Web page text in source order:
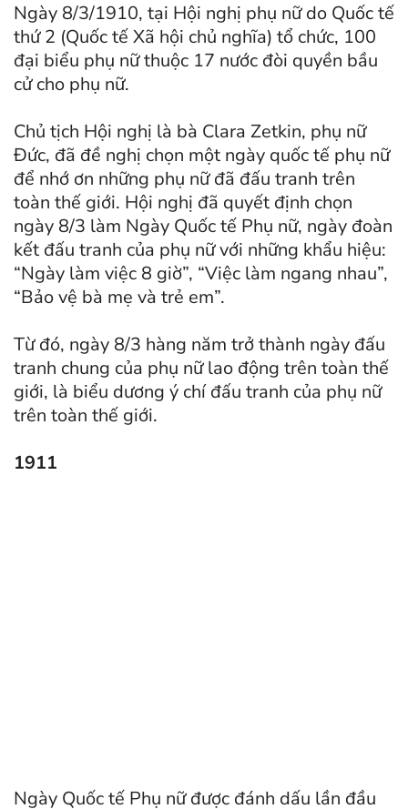
Ngày 8/3/1910, tại Hội nghị phụ nữ do Quốc tế
thứ 2 (Quốc tế Xã hội chủ nghĩa) tổ chức, 100
đại biểu phụ nữ thuộc 17 nước đòi quyền bầu
cử cho phụ nữ.
Chủ tịch Hội nghị là bà Clara Zetkin, phụ nữ
Đức, đã đề nghị chọn một ngày quốc tế phụ nữ
để nhớ ơn những phụ nữ đã đấu tranh trên
toàn thế giới. Hội nghị đã quyết định chọn
ngày 8/3 làm Ngày Quốc tế Phụ nữ, ngày đoàn
kết đấu tranh của phụ nữ với những khẩu hiệu:
“Ngày làm việc 8 giờ”, “Việc làm ngang nhau”,
“Bảo vệ bà mẹ và trẻ em”.
Từ đó, ngày 8/3 hàng năm trở thành ngày đấu
tranh chung của phụ nữ lao động trên toàn thế
giới, là biểu dương ý chí đấu tranh của phụ nữ
trên toàn thế giới.
1911
Ngày Quốc tế Phụ nữ được đánh dấu lần đầu